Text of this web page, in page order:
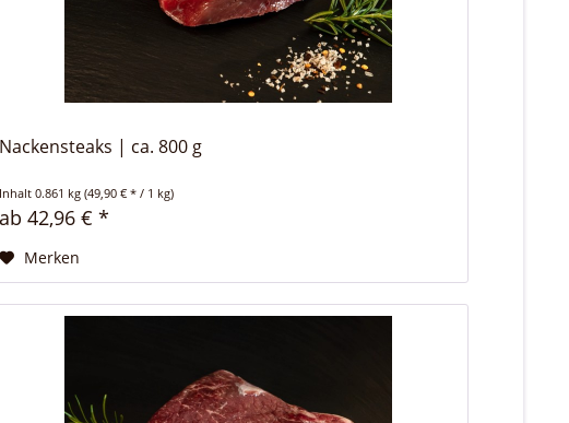
Nackensteaks | ca. 800 g
Inhalt0.861 kg(49,90 € * / 1 kg)
ab 42,96 € *
Merken